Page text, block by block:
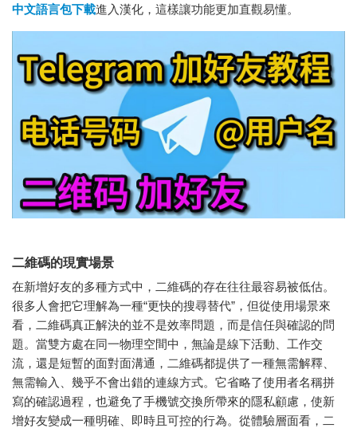
中文語言包下載進入漢化，這樣讓功能更加直觀易懂。
二維碼的現實場景
在新增好友的多種方式中，二維碼的存在往往最容易被低估。
很多人會把它理解為一種“更快的搜尋替代”，但從使用場景來
看，二維碼真正解決的並不是效率問題，而是信任與確認的問
題。當雙方處在同一物理空間中，無論是線下活動、工作交
流，還是短暫的面對面溝通，二維碼都提供了一種無需解釋、
無需輸入、幾乎不會出錯的連線方式。它省略了使用者名稱拼
寫的確認過程，也避免了手機號交換所帶來的隱私顧慮，使新
增好友變成一種明確、即時且可控的行為。從體驗層面看，二